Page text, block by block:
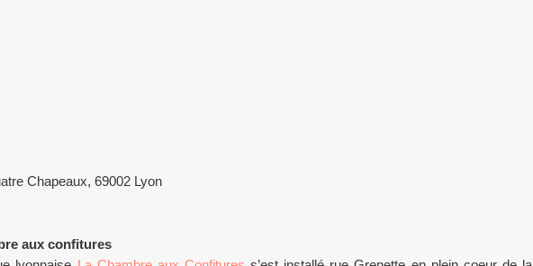
Chapeaux, 69002 Lyon
aux confitures